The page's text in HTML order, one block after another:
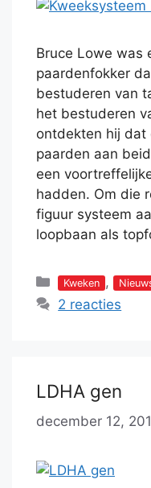
Bruce Lowe was
paardenfokker
bestuderen van
het bestuderen
ontdekten hij dat
paarden aan
een
hadden. Om die
figuur systeem
loopbaan als
Categorieën
Kweken ,
2 reacties
LDHA gen
december 12,